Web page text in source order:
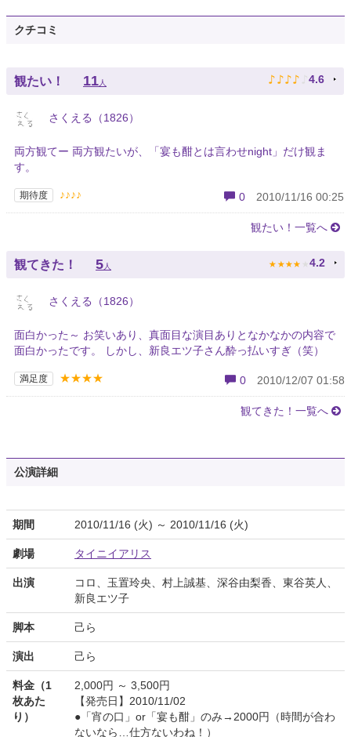
クチコミ
観たい！ 11人 ♪ ♪ ♪ ♪ ♪ 4.6
さくえる（1826）
両方観てー 両方観たいが、「宴も酣とは言わせnight」だけ観ま
す。
期待度 ♪♪♪♪ 0 2010/11/16 00:25
観たい！一覧へ
観てきた！ 5 人 ★ ★ ★ ★ ★ 4.2
さくえる（1826）
面白かった～ お笑いあり、真面目な演目ありとなかなかの内容で
面白かったです。 しかし、新良エツ子さん酔っ払いすぎ（笑）
満足度 ★★★★ 0 2010/12/07 01:58
観てきた！一覧へ
公演詳細
期間 2010/11/16 (火) ～ 2010/11/16 (火)
劇場 タイニイアリス
出演
コロ、玉置玲央、村上誠基、深谷由梨香、東谷英人、
新良エツ子
脚本 己ら
演出 己ら
料金（1
枚あた
り）
2,000円 ～ 3,500円
【発売日】2010/11/02
●「宵の口」or「宴も酣」のみ→2000円（時間が合わ
ないなら…仕方ないわね！）